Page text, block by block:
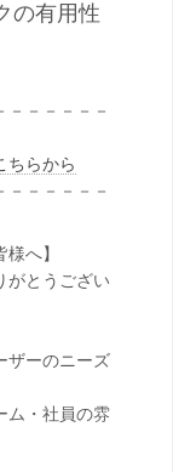
の有用性
－－－－－－
ちらから
－－－－－－
へ】
がとうござい
ザーのニーズ
ム・社員の雰